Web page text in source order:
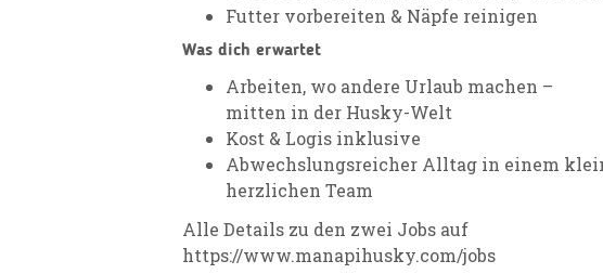
Futter vorbereiten & Näpfe reinigen
Was dich erwartet
Arbeiten, wo andere Urlaub machen –
mitten in der Husky-Welt
Kost & Logis inklusive
Abwechslungsreicher Alltag in einem
herzlichen Team
Alle Details zu den zwei Jobs auf
https://www.manapihusky.com/jobs